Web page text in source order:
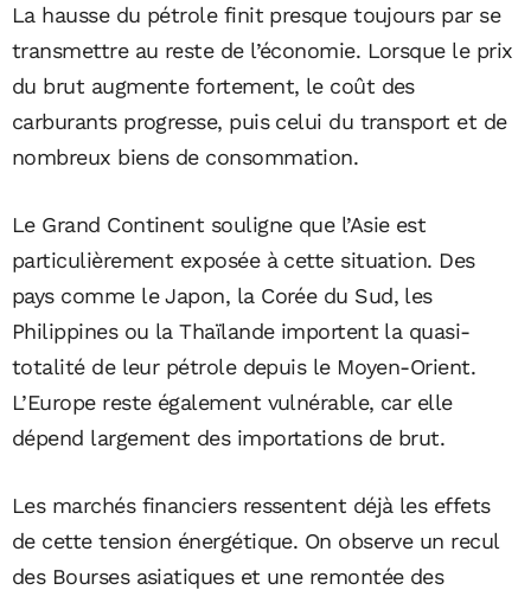
La hausse du pétrole finit presque toujours par se
transmettre au reste de l’économie. Lorsque le prix
du brut augmente fortement, le coût des
carburants progresse, puis celui du transport et de
nombreux biens de consommation.
Le Grand Continent souligne que l’Asie est
particulièrement exposée à cette situation. Des
pays comme le Japon, la Corée du Sud, les
Philippines ou la Thaïlande importent la quasi-
totalité de leur pétrole depuis le Moyen-Orient.
L’Europe reste également vulnérable, car elle
dépend largement des importations de brut.
Les marchés financiers ressentent déjà les effets
de cette tension énergétique. On observe un recul
des Bourses asiatiques et une remontée des